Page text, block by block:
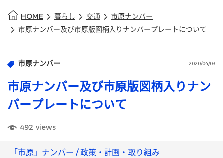
HOME 暮らし 交通
市原ナンバー
市原ナンバー及び市原版図柄入りナンバープレートについて
市原ナンバー 2020/04/03
市原ナンバー及び市原版図柄入りナン
バープレートについて
492 views
「市原」ナンバー /政策・計画・取り組み